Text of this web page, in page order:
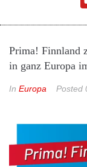
Prima! Finnland
in ganz Europa
In Europa Posted